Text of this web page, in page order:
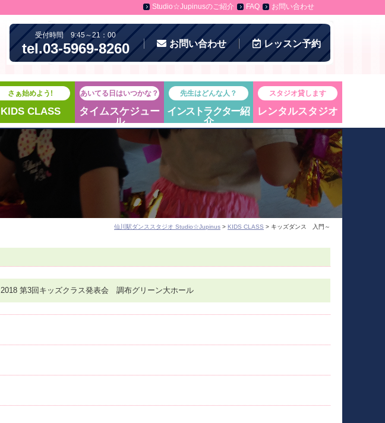
Studio☆Jupinusのご紹介 FAQ お問い合わせ
受付時間 9:45～21：00
tel.03-5969-8260 お問い合わせ レッスン予約
さぁ始めよう!
KIDS CLASS
あいてる日はいつかな？
タイムスケジュー
ル
先生はどんな人？
インストラクター紹
介
スタジオ貸します
レンタルスタジオ
仙川駅ダンススタジオ Studio☆Jupinus > KIDS CLASS > キッズダンス 入門～
2018 第3回キッズクラス発表会 調布グリーン大ホール